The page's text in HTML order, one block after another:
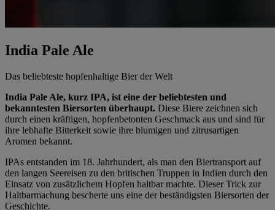
India Pale Ale
Das beliebteste hopfenhaltige Bier der Welt
India Pale Ale, kurz IPA, ist eine der beliebtesten und
bekanntesten Biersorten überhaupt. Diese Biere zeichnen sich
durch einen kräftigen, hopfenbetonten Geschmack aus und sind für
ihre lebhafte Bitterkeit sowie ihre blumigen und zitrusartigen
Aromen bekannt.
IPAs entstanden im 18. Jahrhundert, als man den Biertransport auf
den langen Seereisen zu den britischen Truppen in Indien durch den
Einsatz von zusätzlichem Hopfen haltbar machte. Dieser Trick zur
Haltbarmachung bescherte uns eine der beständigsten Biersorten der
Geschichte.